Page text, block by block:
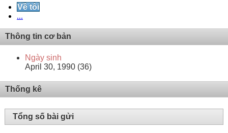
Về tôi
...
Thông tin cơ bản
Ngày sinh
April 30, 1990 (36)
Thống kê
Tổng số bài gửi